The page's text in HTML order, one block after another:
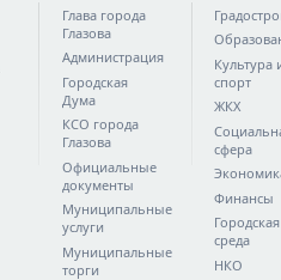
Глава города
Глазова
Администрация
Городская
Дума
КСО города
Глазова
Официальные
документы
Муниципальные
услуги
Муниципальные
торги
Культура
спорт
ЖКХ
сфера
Финансы
Городская
среда
НКО